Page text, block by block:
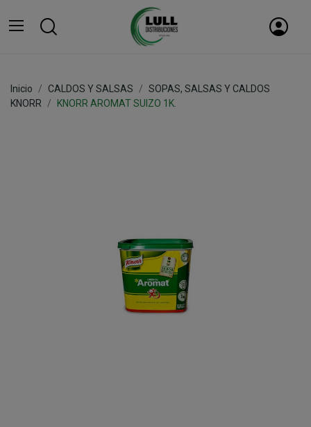
Inicio CALDOS Y SALSAS
SOPAS, SALSAS Y CALDOS
KNORR
KNORR AROMAT SUIZO 1K.